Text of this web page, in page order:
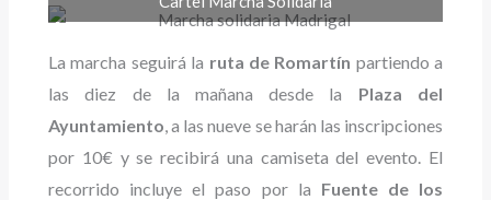
La marcha seguirá la ruta de Romartín partiendo a
las diez de la mañana desde la Plaza del
Ayuntamiento, a las nueve se harán las inscripciones
por 10€ y se recibirá una camiseta del evento. El
recorrido incluye el paso por la Fuente de los